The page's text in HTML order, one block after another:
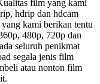
film yang kami
hdrip dan hdcam
kami berikan tentu
480p, 720p dan
seluruh penikmat
segala jenis film
atau nonton film